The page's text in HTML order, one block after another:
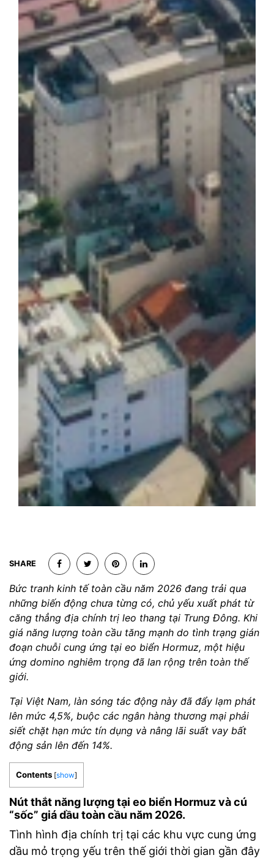
SHARE
Bức tranh kinh tế toàn cầu năm 2026 đang trải qua
những biến động chưa từng có, chủ yếu xuất phát từ
căng thẳng địa chính trị leo thang tại Trung Đông. Khi
giá năng lượng toàn cầu tăng mạnh do tình trạng gián
đoạn chuỗi cung ứng tại eo biển Hormuz, một hiệu
ứng domino nghiêm trọng đã lan rộng trên toàn thế
giới.
Tại Việt Nam, làn sóng tác động này đã đẩy lạm phát
lên mức 4,5%, buộc các ngân hàng thương mại phải
siết chặt hạn mức tín dụng và nâng lãi suất vay bất
động sản lên đến 14%.
Contents [show]
Nút thắt năng lượng tại eo biển Hormuz và cú
“sốc” giá dầu toàn cầu năm 2026.
Tình hình địa chính trị tại các khu vực cung ứng
dầu mỏ trọng yếu trên thế giới thời gian gần đây